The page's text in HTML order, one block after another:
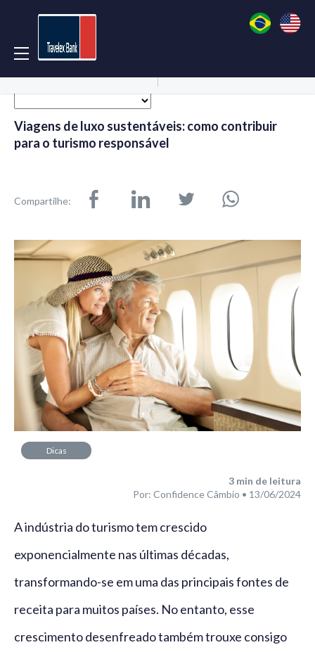
Viagens de luxo sustentáveis: como contribuir
para o turismo responsável
Compartilhe:
Dicas
3 min de leitura
Por: Confidence Câmbio • 13/06/2024
A indústria do turismo tem crescido
exponencialmente nas últimas décadas,
transformando-se em uma das principais fontes de
receita para muitos países. No entanto, esse
crescimento desenfreado também trouxe consigo